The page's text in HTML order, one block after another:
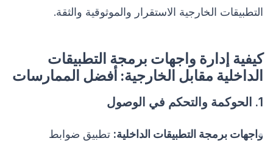
التطبيقات الخارجية الاستقرار والموثوقية والثقة.
كيفية إدارة واجهات برمجة التطبيقات
الداخلية مقابل الخارجية: أفضل الممارسات
1. الحوكمة والتحكم في الوصول
واجهات برمجة التطبيقات الداخلية: تطبيق ضوابط